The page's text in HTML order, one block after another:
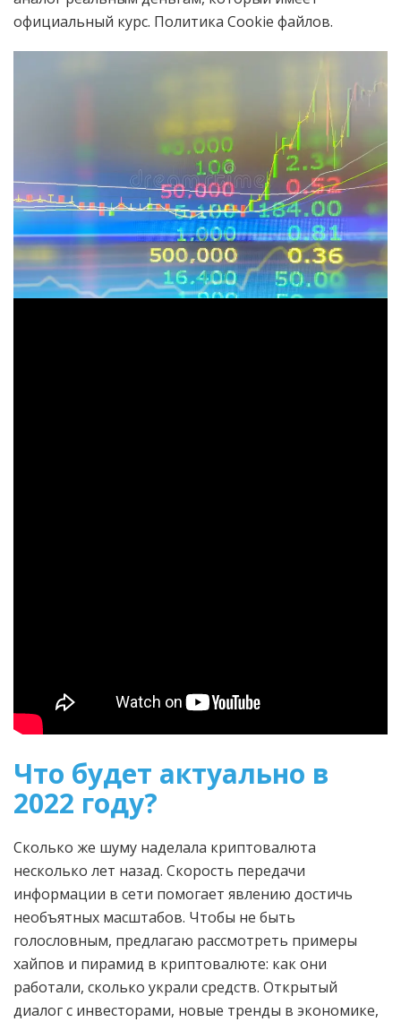
официальный курс. Политика Cookie файлов.
Что будет актуально в
2022 году?
Сколько же шуму наделала криптовалюта
несколько лет назад. Скорость передачи
информации в сети помогает явлению достичь
необъятных масштабов. Чтобы не быть
голословным, предлагаю рассмотреть примеры
хайпов и пирамид в криптовалюте: как они
работали, сколько украли средств. Открытый
диалог с инвесторами, новые тренды в экономике,